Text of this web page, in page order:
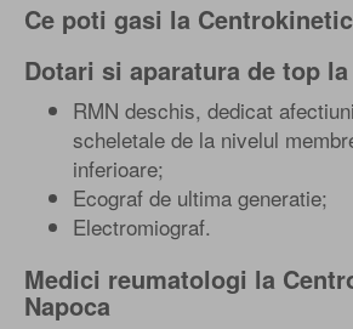
Ce poti gasi la
Dotari si aparatura de top
RMN deschis, dedicat
scheletale de la nivelul
inferioare;
Ecograf de ultima generatie;
Electromiograf.
Medici reumatologi la
Napoca